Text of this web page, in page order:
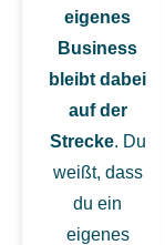
eigenes
Business
bleibt dabei
auf der
Strecke. Du
weißt, dass
du ein
eigenes